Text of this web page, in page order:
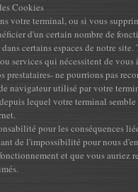
Cookies
votre terminal, ou si vous
d'un certain nombre de
certains espaces de notre site.
services qui nécessitent de
prestataires- ne pourrions pas
navigateur utilisé par votre
lequel votre terminal
pour les conséquences
de l'impossibilité pour nous
et que vous auriez